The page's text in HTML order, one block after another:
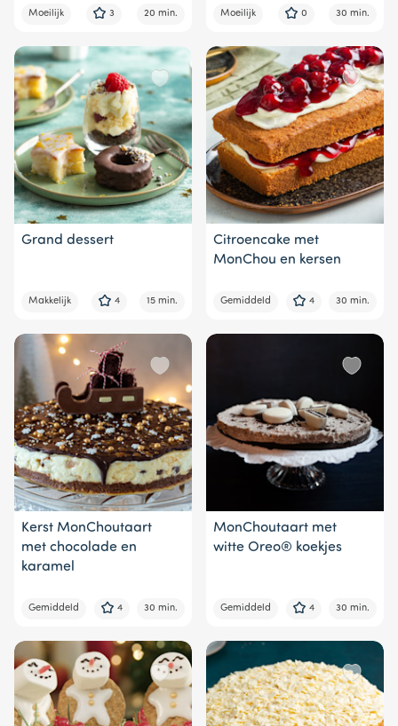
Moeilijk 3 20 min. Moeilijk 0 30 min.
Grand dessert
Makkelijk 4 15 min.
Citroencake met
MonChou en kersen
Gemiddeld 4 30 min.
Kerst MonChoutaart
met chocolade en
karamel
Gemiddeld 4 30 min.
MonChoutaart met
witte Oreo® koekjes
Gemiddeld 4 30 min.